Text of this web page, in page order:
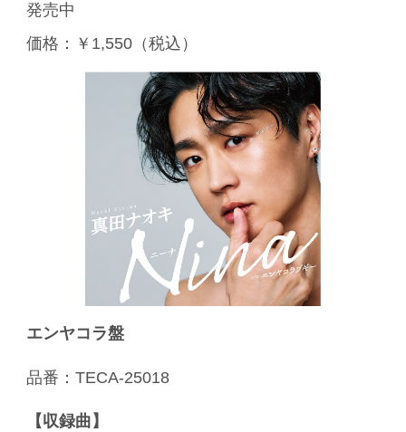
発売中
価格：￥1,550（税込）
エンヤコラ盤
品番：TECA-25018
【収録曲】